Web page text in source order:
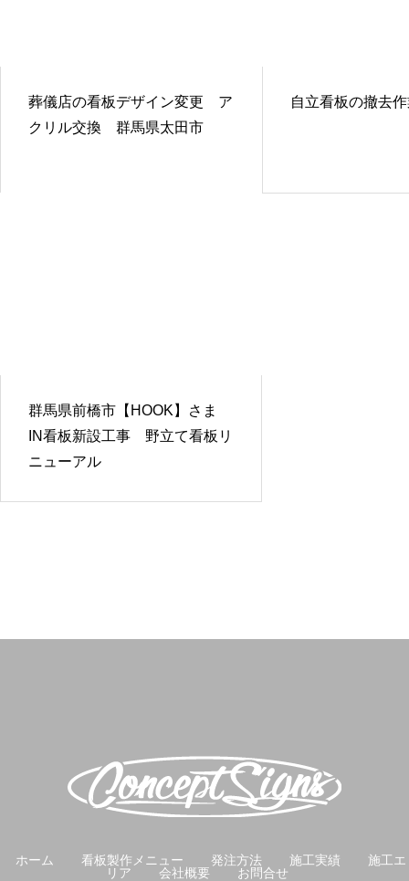
葬儀店の看板デザイン変更 ア
クリル交換 群馬県太田市
自立看板の撤去
群馬県前橋市【HOOK】さま
IN看板新設工事 野立て看板リ
ニューアル
ホーム 看板製作メニュー 発注方法 施工実績
施工エ
リア
会社概要 お問合せ